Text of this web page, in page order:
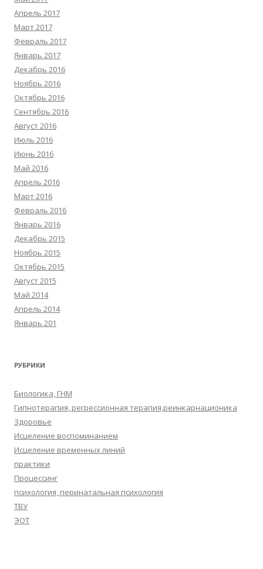
Апрель 2017
Март 2017
Февраль 2017
Январь 2017
Декабрь 2016
Ноябрь 2016
Октябрь 2016
Сентябрь 2016
Август 2016
Июль 2016
Июнь 2016
Май 2016
Апрель 2016
Март 2016
Февраль 2016
Январь 2016
Декабрь 2015
Ноябрь 2015
Октябрь 2015
Август 2015
Май 2014
Апрель 2014
Январь 201
РУБРИКИ
Биологика, ГНМ
Гипнотерапия, регрессионная терапия,реинкарнационика
Здоровье
Исцеление воспоминанием
Исцеление временных линий
практики
Процессинг
психология, перинатальная психология
ТВУ
ЭОТ